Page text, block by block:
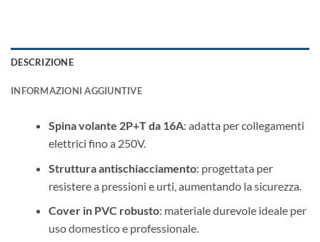
DESCRIZIONE
INFORMAZIONI AGGIUNTIVE
Spina volante 2P+T da 16A: adatta per collegamenti
elettrici fino a 250V.
Struttura antischiacciamento: progettata per
resistere a pressioni e urti, aumentando la sicurezza.
Cover in PVC robusto: materiale durevole ideale per
uso domestico e professionale.